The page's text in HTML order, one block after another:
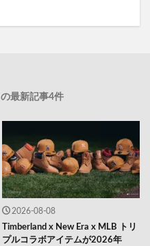
の最新記事4件
2026-08-08
Timberland x New Era x MLB トリ
プルコラボアイテムが2026年